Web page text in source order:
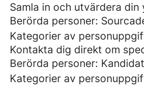
Samla in och utvärdera
Berörda personer:
Kategorier av
Kontakta dig direkt om
Berörda personer:
Kategorier av